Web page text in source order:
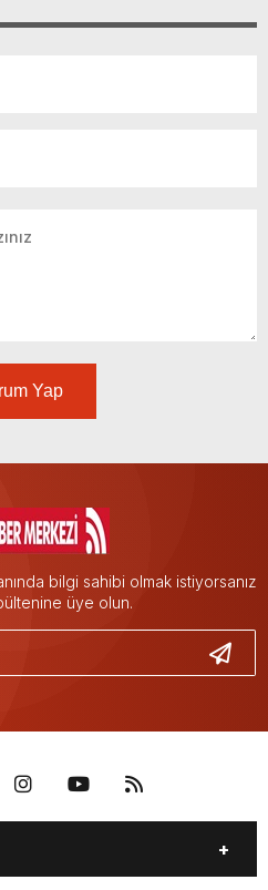
Yap
bilgi sahibi olmak istiyorsanız
üye olun.